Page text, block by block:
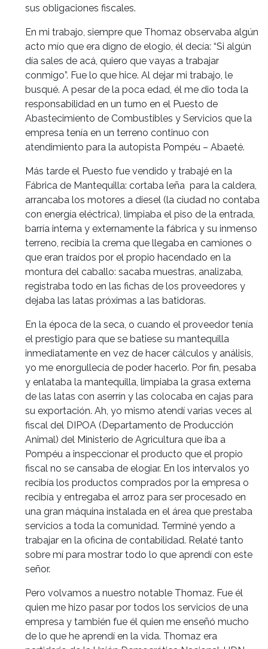
sus obligaciones fiscales.
En mi trabajo, siempre que Thomaz observaba algún
acto mío que era digno de elogio, él decía: “Si algún
día sales de acá, quiero que vayas a trabajar
conmigo”. Fue lo que hice. Al dejar mi trabajo, le
busqué. A pesar de la poca edad, él me dio toda la
responsabilidad en un turno en el Puesto de
Abastecimiento de Combustibles y Servicios que la
empresa tenía en un terreno continuo con
atendimiento para la autopista Pompéu – Abaeté.
Más tarde el Puesto fue vendido y trabajé en la
Fábrica de Mantequilla: cortaba leña para la caldera,
arrancaba los motores a diesel (la ciudad no contaba
con energía eléctrica), limpiaba el piso de la entrada,
barría interna y externamente la fábrica y su inmenso
terreno, recibía la crema que llegaba en camiones o
que eran traídos por el propio hacendado en la
montura del caballo: sacaba muestras, analizaba,
registraba todo en las fichas de los proveedores y
dejaba las latas próximas a las batidoras.
En la época de la seca, o cuando el proveedor tenía
el prestigio para que se batiese su mantequilla
inmediatamente en vez de hacer cálculos y análisis,
yo me enorgullecía de poder hacerlo. Por fin, pesaba
y enlataba la mantequilla, limpiaba la grasa externa
de las latas con aserrín y las colocaba en cajas para
su exportación. Ah, yo mismo atendí varias veces al
fiscal del DIPOA (Departamento de Producción
Animal) del Ministerio de Agricultura que iba a
Pompéu a inspeccionar el producto que el propio
fiscal no se cansaba de elogiar. En los intervalos yo
recibía los productos comprados por la empresa o
recibía y entregaba el arroz para ser procesado en
una gran máquina instalada en el área que prestaba
servicios a toda la comunidad. Terminé yendo a
trabajar en la oficina de contabilidad. Relaté tanto
sobre mí para mostrar todo lo que aprendí con este
señor.
Pero volvamos a nuestro notable Thomaz. Fue él
quien me hizo pasar por todos los servicios de una
empresa y también fue él quien me enseñó mucho
de lo que he aprendí en la vida. Thomaz era